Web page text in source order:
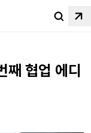
협업 에디